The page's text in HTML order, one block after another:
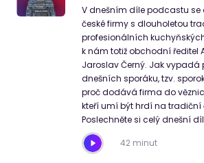
V dnešním díle podcastu
české firmy s dlouholetou
profesionálních
k nám totiž obchodní ředitel
Jaroslav Černý. Jak vypadá
dnešních sporáku, tzv.
proč dodává firma do
kteří umí být hrdí na tradiční
Poslechněte si celý dnešní
42 minut